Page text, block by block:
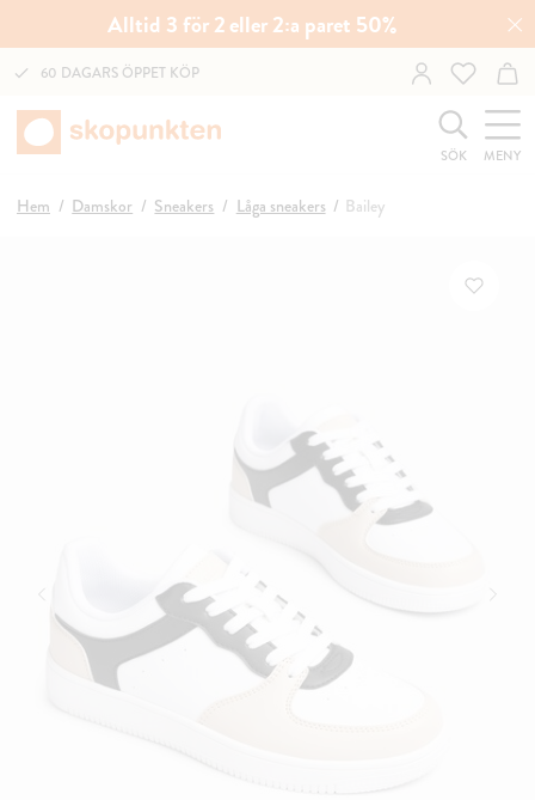
Alltid 3 för 2 eller 2:a paret 50%
60 DAGARS ÖPPET KÖP
SÖK MENY
Hem Damskor Sneakers Låga sneakers Bailey